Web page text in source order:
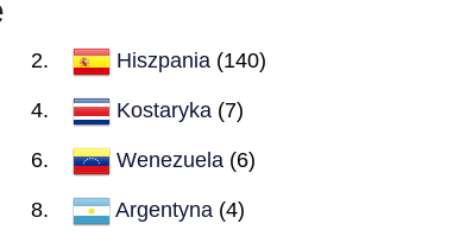
Hiszpania(140)
Kostaryka(7)
Wenezuela(6)
Argentyna(4)